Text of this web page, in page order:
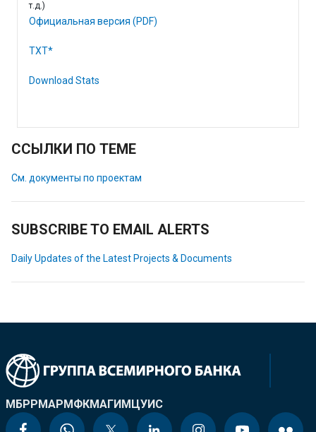
т.д.)
Официальная версия (PDF)
TXT*
Download Stats
ССЫЛКИ ПО ТЕМЕ
См. документы по проектам
SUBSCRIBE TO EMAIL ALERTS
Daily Updates of the Latest Projects & Documents
МБРРМАРМФКМАГИМЦУИС